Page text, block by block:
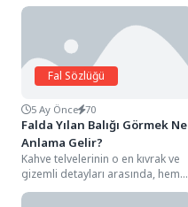
Fal Sözlüğü
5 Ay Önce 70
Falda Yılan Balığı Görmek Ne
Anlama Gelir?
Kahve telvelerinin o en kıvrak ve
gizemli detayları arasında, hem
bir yılanın esnek ve bükümlü...